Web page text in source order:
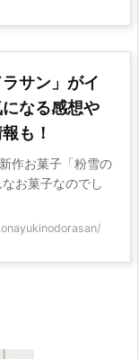
サン」がイ
なる感想や
も！
作お菓子「粉雪の
お菓子なのでし